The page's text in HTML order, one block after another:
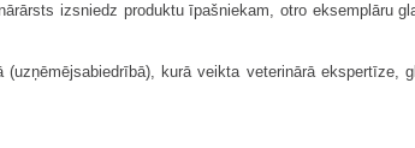
izsniedz produktu īpašniekam, otro eksemplāru
kurā veikta veterinārā